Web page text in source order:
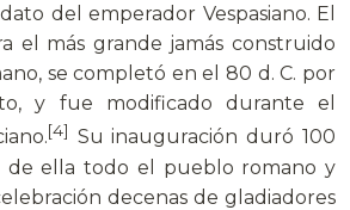
del emperador Vespasiano. El
el más grande jamás construido
se completó en el 80 d. C. por
y fue modificado durante el
[4] Su inauguración duró 100
de ella todo el pueblo romano y
decenas de gladiadores